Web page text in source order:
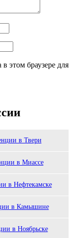
этом браузере для
в Твери
в Миассе
в Нефтекамске
в Камышине
в Ноябрьске